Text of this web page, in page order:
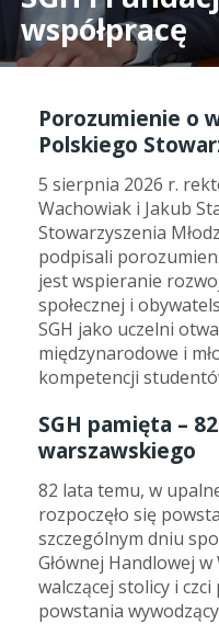
współpracę
Porozumienie o
Polskiego
5 sierpnia 2026 r.
Wachowiak i Jakub
Stowarzyszenia
podpisali
jest wspieranie
społecznej i
SGH jako uczelni
międzynarodowe i
kompetencji
SGH pamięta –
warszawskiego
82 lata temu, w
rozpoczęło się
szczególnym dniu
Głównej Handlowej
walczącej stolicy i
powstania